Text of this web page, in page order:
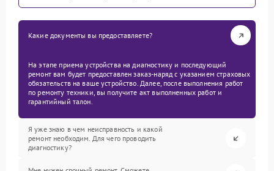
Какие документы вы предоставляете?
На этапе приема устройства на диагностику и последующий
ремонт вам будет предоставлен заказ-наряд с указанием страховых
обязательств на ваше устройство. Далее, после выполнения работ
по ремонту техники, вы получите акт выполненных работ и
гарантийный талон.
Я уже знаю в чем неисправность и какой
ремонт необходим. Для чего проводить
диагностику?